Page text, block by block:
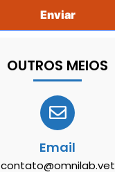
OUTROS MEIOS
Email
contato@omnilab.vet